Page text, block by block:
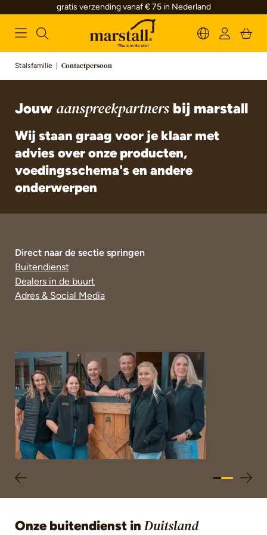
springen
gratis verzending vanaf € 75 in Nederland
Stalsfamilie | Contactpersoon
Jouw aanspreekpartners bij marstall
Wij staan graag voor je klaar met
advies over onze producten,
voedingsschema's en andere
onderwerpen
Direct naar de sectie springen
Buitendienst
Dealers in de buurt
Adres & Social Media
Onze buitendienst in Duitsland